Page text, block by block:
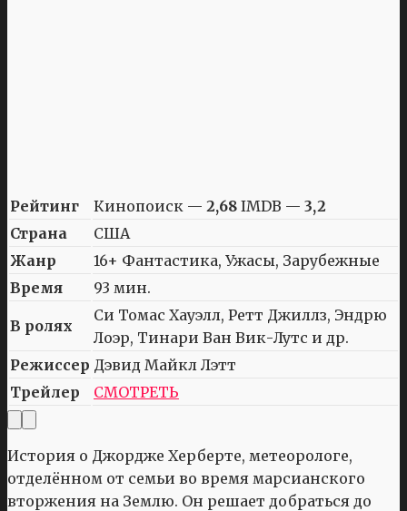
Рейтинг Кинопоиск — 2,68 IMDB — 3,2
Страна
США
Жанр
16+ Фантастика, Ужасы, Зарубежные
Время
93 мин.
В ролях
Си Томас Хауэлл, Ретт Джиллз, Эндрю
Лоэр, Тинари Ван Вик-Лутс и др.
Режиссер Дэвид Майкл Лэтт
Трейлер
СМОТРЕТЬ
История о Джордже Херберте, метеорологе,
отделённом от семьи во время марсианского
вторжения на Землю. Он решает добраться до